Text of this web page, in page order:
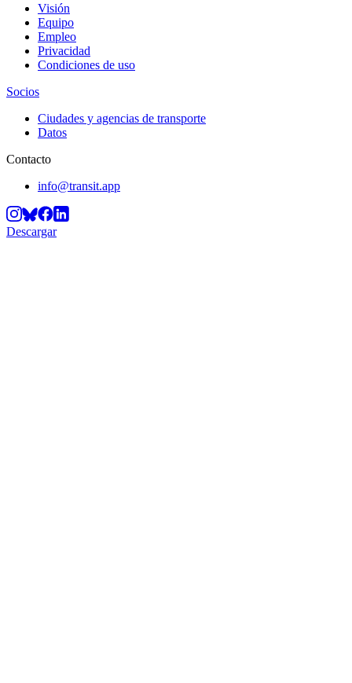
Visión
Equipo
Empleo
Privacidad
Condiciones de uso
Socios
Ciudades y agencias de transporte
Datos
Contacto
info@transit.app
Descargar